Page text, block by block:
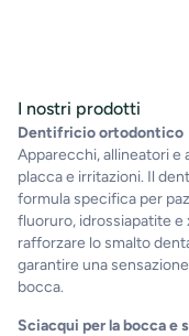
I nostri prodotti
Dentifricio ortodontico
Apparecchi, allineatori e
placca e irritazioni. Il
formula specifica per
fluoruro, idrossiapatite e
rafforzare lo smalto
garantire una
bocca.
Sciacqui per la bocca e